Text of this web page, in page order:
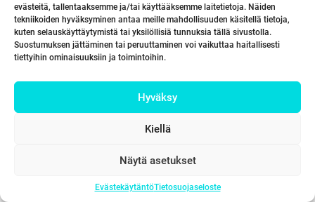
evästeitä, tallentaaksemme ja/tai käyttääksemme laitetietoja. Näiden
tekniikoiden hyväksyminen antaa meille mahdollisuuden käsitellä tietoja,
kuten selauskäyttäytymistä tai yksilöllisiä tunnuksia tällä sivustolla.
Suostumuksen jättäminen tai peruuttaminen voi vaikuttaa haitallisesti
tiettyihin ominaisuuksiin ja toimintoihin.
Hyväksy
Kiellä
Näytä asetukset
EvästekäytäntöTietosuojaseloste